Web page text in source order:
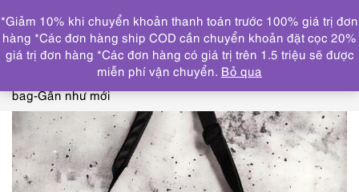
DANH MỤC
Trang chủ TÚI XÁCH
BA LÔ/TÚI CÔNG SỞ/CẶP
1548-Cặp nam/nữ-Medium business (13inches)
bag-Gần như mới
*Giảm 10% khi chuyển khoản thanh toán trước 100% giá trị đơn
hàng *Các đơn hàng ship COD cần chuyển khoản đặt cọc 20%
giá trị đơn hàng *Các đơn hàng có giá trị trên 1.5 triệu sẽ được
miễn phí vận chuyển. Bỏ qua